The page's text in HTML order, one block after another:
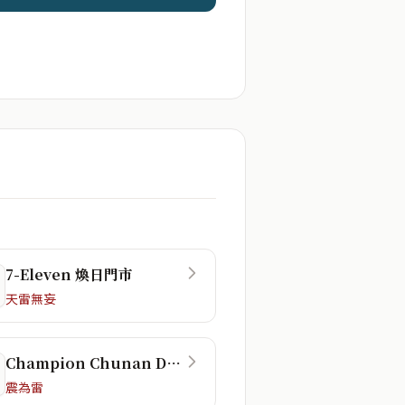
7-Eleven 煥日門市
天雷無妄
Champion Chunan Dorm
震為雷